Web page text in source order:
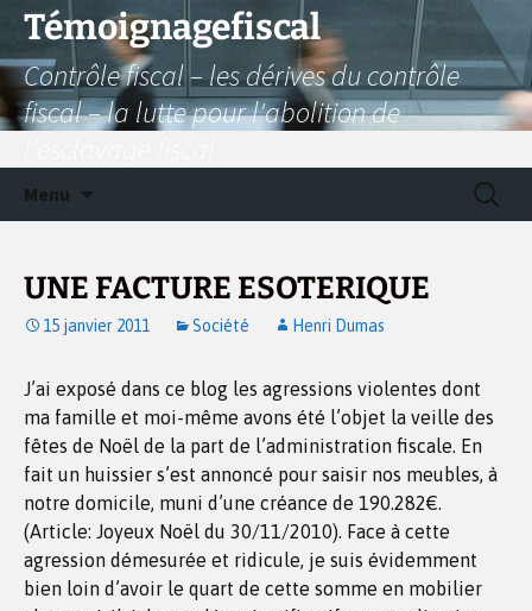
Aller
contenu
Témoignagefiscal
Contrôle fiscal – les dérives du contrôle
fiscal – la lutte pour l'abolition de
Menu
UNE FACTURE ESOTERIQUE
15 janvier 2011 Société Henri Dumas
J’ai exposé dans ce blog les agressions violentes dont
ma famille et moi-même avons été l’objet la veille des
fêtes de Noël de la part de l’administration fiscale. En
fait un huissier s’est annoncé pour saisir nos meubles, à
notre domicile, muni d’une créance de 190.282€.
(Article: Joyeux Noël du 30/11/2010). Face à cette
agression démesurée et ridicule, je suis évidemment
bien loin d’avoir le quart de cette somme en mobilier